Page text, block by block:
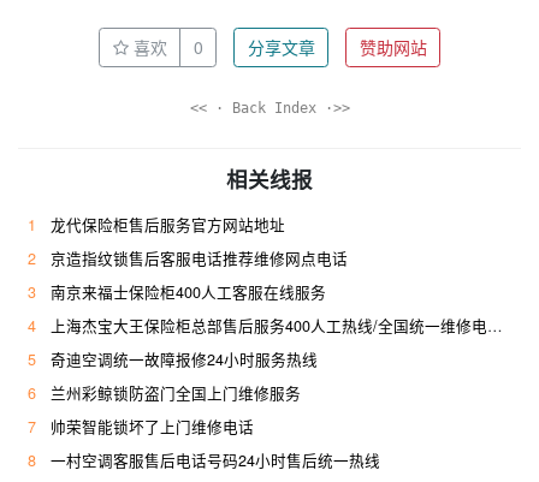
喜欢 0 分享文章 赞助网站
<< · Back Index ·>>
相关线报
1
龙代保险柜售后服务官方网站地址
2
京造指纹锁售后客服电话推荐维修网点电话
3
南京来福士保险柜400人工客服在线服务
4
上海杰宝大王保险柜总部售后服务400人工热线/全国统一维修电话是多少
5
奇迪空调统一故障报修24小时服务热线
6
兰州彩鲸锁防盗门全国上门维修服务
7
帅荣智能锁坏了上门维修电话
8
一村空调客服售后电话号码24小时售后统一热线